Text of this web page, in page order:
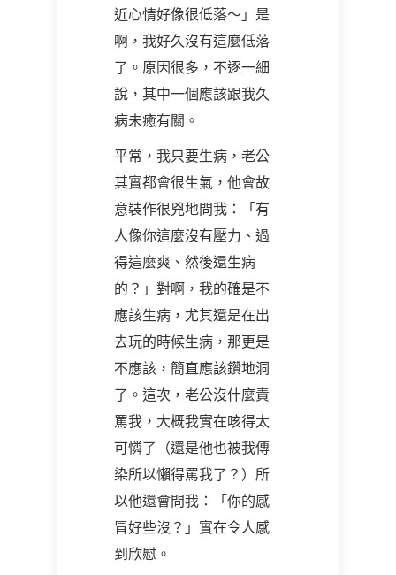
近心情好像很低落～」是
啊，我好久沒有這麼低落
了。原因很多，不逐一細
說，其中一個應該跟我久
病未癒有關。
平常，我只要生病，老公
其實都會很生氣，他會故
意裝作很兇地問我：「有
人像你這麼沒有壓力、過
得這麼爽、然後還生病
的？」對啊，我的確是不
應該生病，尤其還是在出
去玩的時候生病，那更是
不應該，簡直應該鑽地洞
了。這次，老公沒什麼責
罵我，大概我實在咳得太
可憐了（還是他也被我傳
染所以懶得罵我了？）所
以他還會問我：「你的感
冒好些沒？」實在令人感
到欣慰。